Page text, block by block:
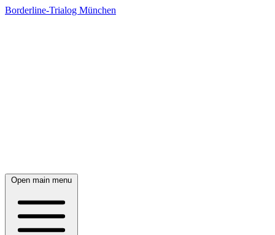
Borderline-Trialog München
Open main menu